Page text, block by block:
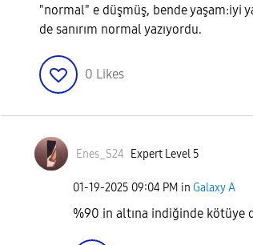
"normal" e düşmüş, bende yaşam:iyi
de sanırım normal yazıyordu.
0 Likes
Enes_S24 Expert Level 5
‎01-19-2025 09:04 PM in Galaxy A
%90 in altına indiğinde kötüye